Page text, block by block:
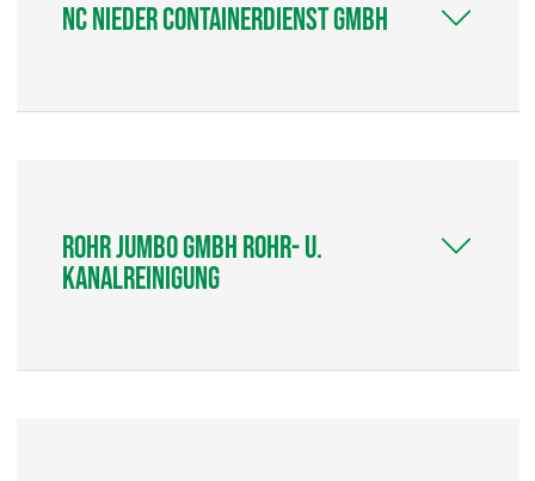
NC Nieder Containerdienst GmbH
ROHR JUMBO GmbH Rohr- u.
Kanalreinigung